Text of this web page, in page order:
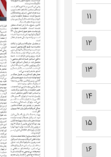
۱۱
۱۲
۱۳
۱۴
۱۵
۱۶